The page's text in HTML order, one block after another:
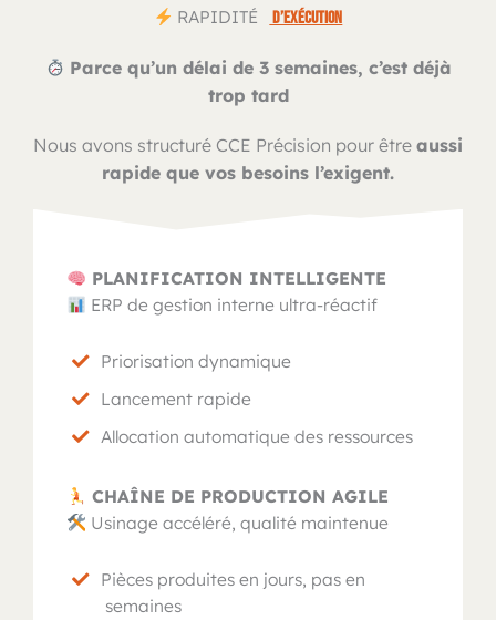
RAPIDITÉ D’EXÉCUTION
Parce qu’un délai de 3 semaines, c’est déjà
trop tard
Nous avons structuré CCE Précision pour être aussi
rapide que vos besoins l’exigent.
PLANIFICATION INTELLIGENTE
ERP de gestion interne ultra-réactif
Priorisation dynamique
Lancement rapide
Allocation automatique des ressources
CHAÎNE DE PRODUCTION AGILE
Usinage accéléré, qualité maintenue
Pièces produites en jours, pas en
semaines